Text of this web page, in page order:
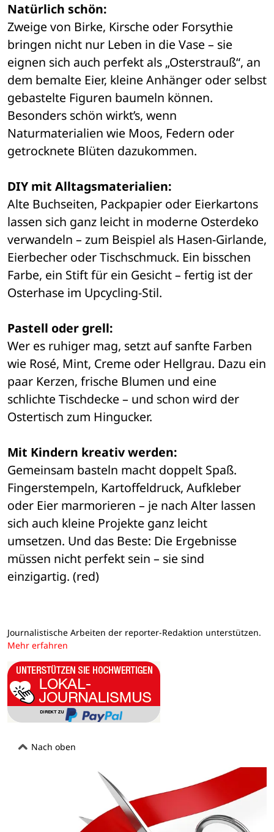
Natürlich schön:
Zweige von Birke, Kirsche oder Forsythie
bringen nicht nur Leben in die Vase – sie
eignen sich auch perfekt als „Osterstrauß“, an
dem bemalte Eier, kleine Anhänger oder selbst
gebastelte Figuren baumeln können.
Besonders schön wirkt’s, wenn
Naturmaterialien wie Moos, Federn oder
getrocknete Blüten dazukommen.
DIY mit Alltagsmaterialien:
Alte Buchseiten, Packpapier oder Eierkartons
lassen sich ganz leicht in moderne Osterdeko
verwandeln – zum Beispiel als Hasen-Girlande,
Eierbecher oder Tischschmuck. Ein bisschen
Farbe, ein Stift für ein Gesicht – fertig ist der
Osterhase im Upcycling-Stil.
Pastell oder grell:
Wer es ruhiger mag, setzt auf sanfte Farben
wie Rosé, Mint, Creme oder Hellgrau. Dazu ein
paar Kerzen, frische Blumen und eine
schlichte Tischdecke – und schon wird der
Ostertisch zum Hingucker.
Mit Kindern kreativ werden:
Gemeinsam basteln macht doppelt Spaß.
Fingerstempeln, Kartoffeldruck, Aufkleber
oder Eier marmorieren – je nach Alter lassen
sich auch kleine Projekte ganz leicht
umsetzen. Und das Beste: Die Ergebnisse
müssen nicht perfekt sein – sie sind
einzigartig. (red)
Journalistische Arbeiten der reporter-Redaktion unterstützen.
Mehr erfahren
Nach oben